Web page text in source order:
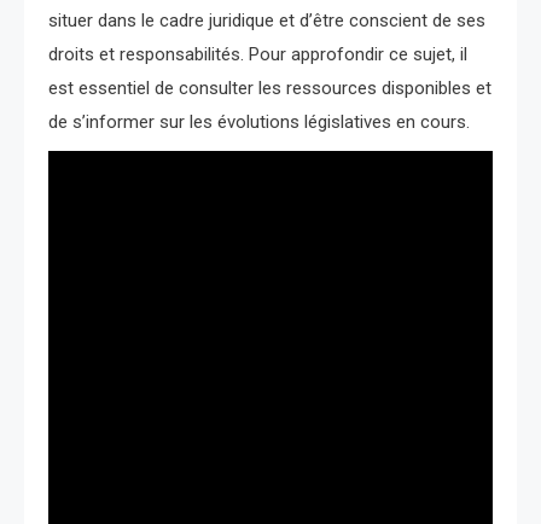
situer dans le cadre juridique et d’être conscient de ses
droits et responsabilités. Pour approfondir ce sujet, il
est essentiel de consulter les ressources disponibles et
de s’informer sur les évolutions législatives en cours.